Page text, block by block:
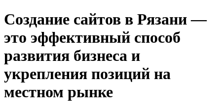
Создание сайтов в Рязани —
это эффективный способ
развития бизнеса и
укрепления позиций на
местном рынке